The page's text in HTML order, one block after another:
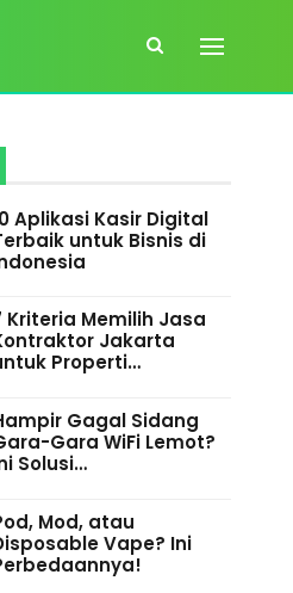
Aplikasi Kasir Digital
untuk Bisnis di
Kriteria Memilih Jasa
Jakarta
Properti…
Gagal Sidang
Gara WiFi Lemot?
Solusi…
Mod, atau
Vape? Ini